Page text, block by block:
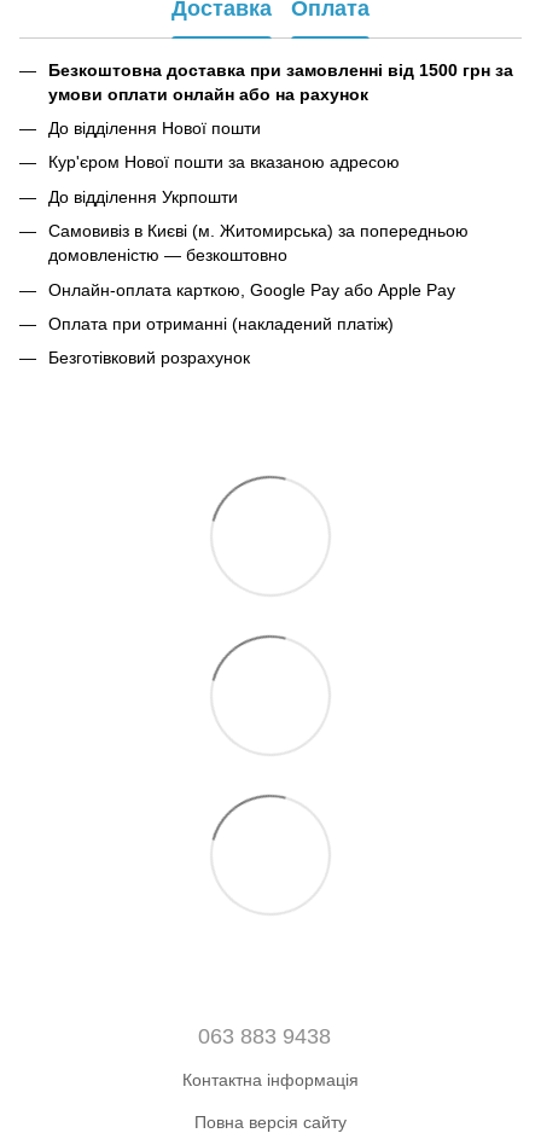
Доставка Оплата
Безкоштовна доставка при замовленні від 1500 грн за
умови оплати онлайн або на рахунок
До відділення Нової пошти
Кур'єром Нової пошти за вказаною адресою
До відділення Укрпошти
Самовивіз в Києві (м. Житомирська) за попередньою
домовленістю — безкоштовно
Онлайн-оплата карткою, Google Pay або Apple Pay
Оплата при отриманні (накладений платіж)
Безготівковий розрахунок
063 883 9438
Контактна інформація
Повна версія сайту